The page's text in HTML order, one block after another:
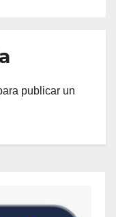
publicar un